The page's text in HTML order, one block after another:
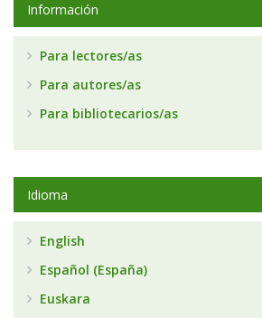
Información
Para lectores/as
Para autores/as
Para bibliotecarios/as
Idioma
English
Español (España)
Euskara